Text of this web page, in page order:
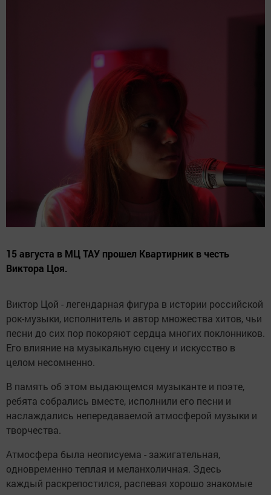
15 августа в МЦ ТАУ прошел Квартирник в честь
Виктора Цоя.
Виктор Цой - легендарная фигура в истории российской
рок-музыки, исполнитель и автор множества хитов, чьи
песни до сих пор покоряют сердца многих поклонников.
Его влияние на музыкальную сцену и искусство в
целом несомненно.
В память об этом выдающемся музыканте и поэте,
ребята собрались вместе, исполнили его песни и
наслаждались непередаваемой атмосферой музыки и
творчества.
Атмосфера была неописуема - зажигательная,
одновременно теплая и меланхоличная. Здесь
каждый раскрепостился, распевая хорошо знакомые